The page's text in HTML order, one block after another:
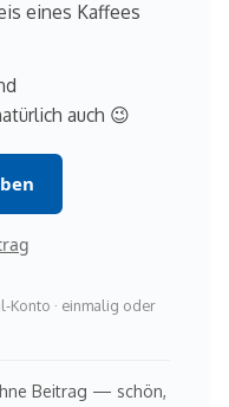
eines Kaffees
auch 😉
Konto · einmalig oder
Beitrag — schön,